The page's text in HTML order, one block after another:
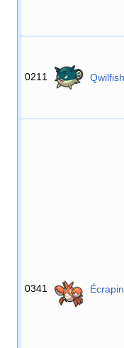
0211 Qwilfish
0341